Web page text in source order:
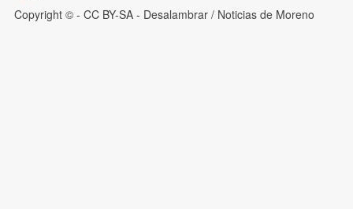
Copyright © - CC BY-SA - Desalambrar / Noticias de Moreno